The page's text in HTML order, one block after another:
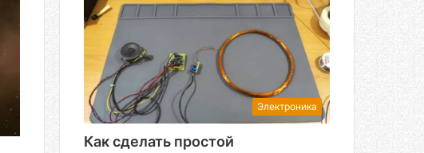
Электроника
Как сделать простой